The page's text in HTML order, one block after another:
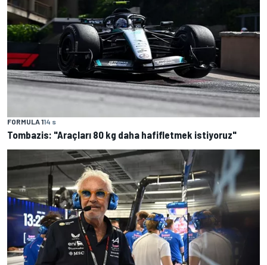
FORMULA 114 s
Tombazis: "Araçları 80 kg daha hafifletmek istiyoruz"